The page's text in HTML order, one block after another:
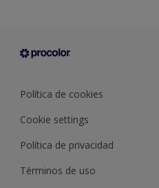
Condiciones generales de venta
Sobre Procolor
Política de cookies
Cookie settings
Política de privacidad
Términos de uso